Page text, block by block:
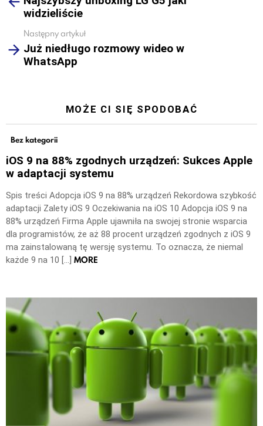
widzieliście
Następny artykuł
Już niedługo rozmowy wideo w
WhatsApp
MOŻE CI SIĘ SPODOBAĆ
Bez kategorii
iOS 9 na 88% zgodnych urządzeń: Sukces Apple
w adaptacji systemu
Spis treści Adopcja iOS 9 na 88% urządzeń Rekordowa szybkość
adaptacji Zalety iOS 9 Oczekiwania na iOS 10 Adopcja iOS 9 na
88% urządzeń Firma Apple ujawniła na swojej stronie wsparcia
dla programistów, że aż 88 procent urządzeń zgodnych z iOS 9
ma zainstalowaną tę wersję systemu. To oznacza, że niemal
każde 9 na 10 […] MORE